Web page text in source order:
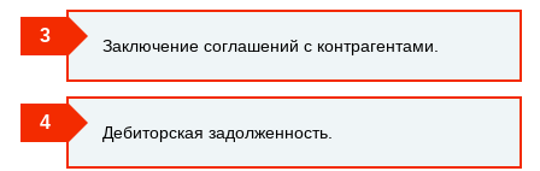
Заключение соглашений с контрагентами.
Дебиторская задолженность.